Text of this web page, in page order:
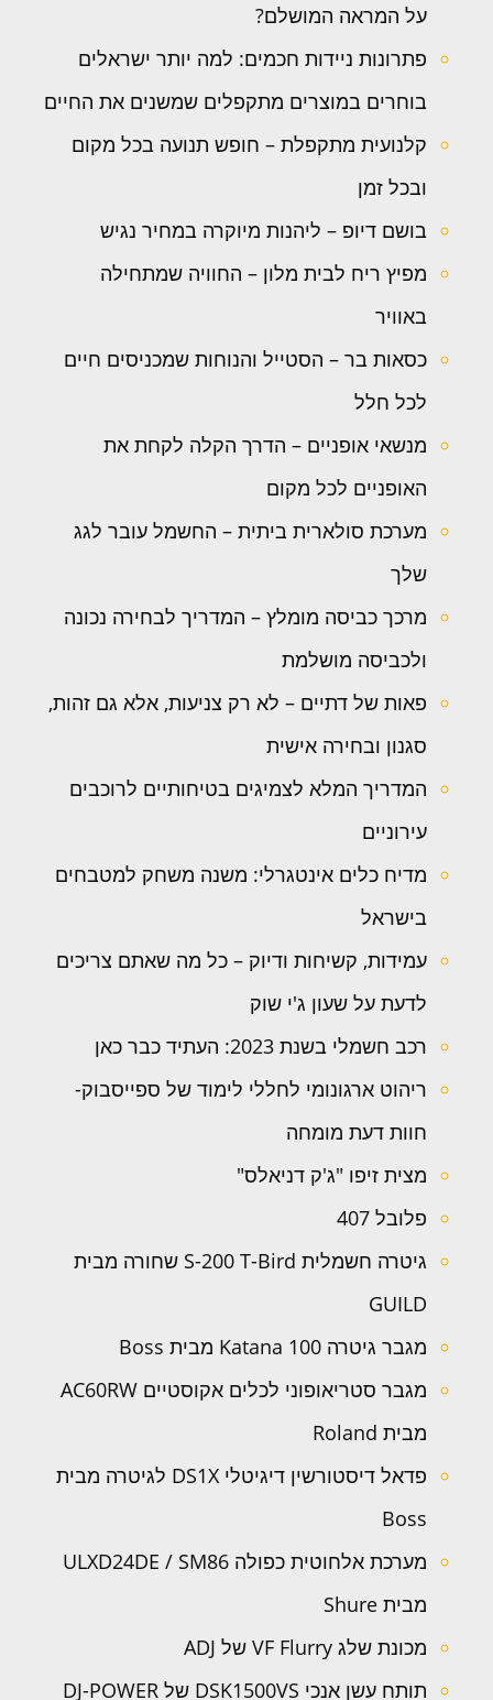
על המראה המושלם?
פתרונות ניידות חכמים: למה יותר ישראלים
בוחרים במוצרים מתקפלים שמשנים את החיים
קלנועית מתקפלת – חופש תנועה בכל מקום
ובכל זמן
בושם דיופ – ליהנות מיוקרה במחיר נגיש
מפיץ ריח לבית מלון – החוויה שמתחילה
באוויר
כסאות בר – הסטייל והנוחות שמכניסים חיים
לכל חלל
מנשאי אופניים – הדרך הקלה לקחת את
האופניים לכל מקום
מערכת סולארית ביתית – החשמל עובר לגג
שלך
מרכך כביסה מומלץ – המדריך לבחירה נכונה
ולכביסה מושלמת
פאות של דתיים – לא רק צניעות, אלא גם זהות,
סגנון ובחירה אישית
המדריך המלא לצמיגים בטיחותיים לרוכבים
עירוניים
מדיח כלים אינטגרלי: משנה משחק למטבחים
בישראל
עמידות, קשיחות ודיוק – כל מה שאתם צריכים
לדעת על שעון ג'י שוק
רכב חשמלי בשנת 2023: העתיד כבר כאן
ריהוט ארגונומי לחללי לימוד של ספייסבוק-
חוות דעת מומחה
מצית זיפו "ג'ק דניאלס"
פלובל 407
גיטרה חשמלית S-200 T-Bird שחורה מבית
GUILD
מגבר גיטרה Katana 100 מבית Boss
מגבר סטריאופוני לכלים אקוסטיים AC60RW
מבית Roland
פדאל דיסטורשין דיגיטלי DS1X לגיטרה מבית
Boss
מערכת אלחוטית כפולה ULXD24DE / SM86
מבית Shure
מכונת שלג VF Flurry של ADJ
תותח עשן אנכי DSK1500VS של DJ-POWER